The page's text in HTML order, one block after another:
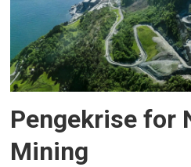
Pengekrise for
Mining